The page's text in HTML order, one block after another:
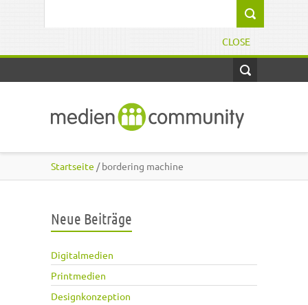
CLOSE
Startseite / bordering machine
Neue Beiträge
Digitalmedien
Printmedien
Designkonzeption